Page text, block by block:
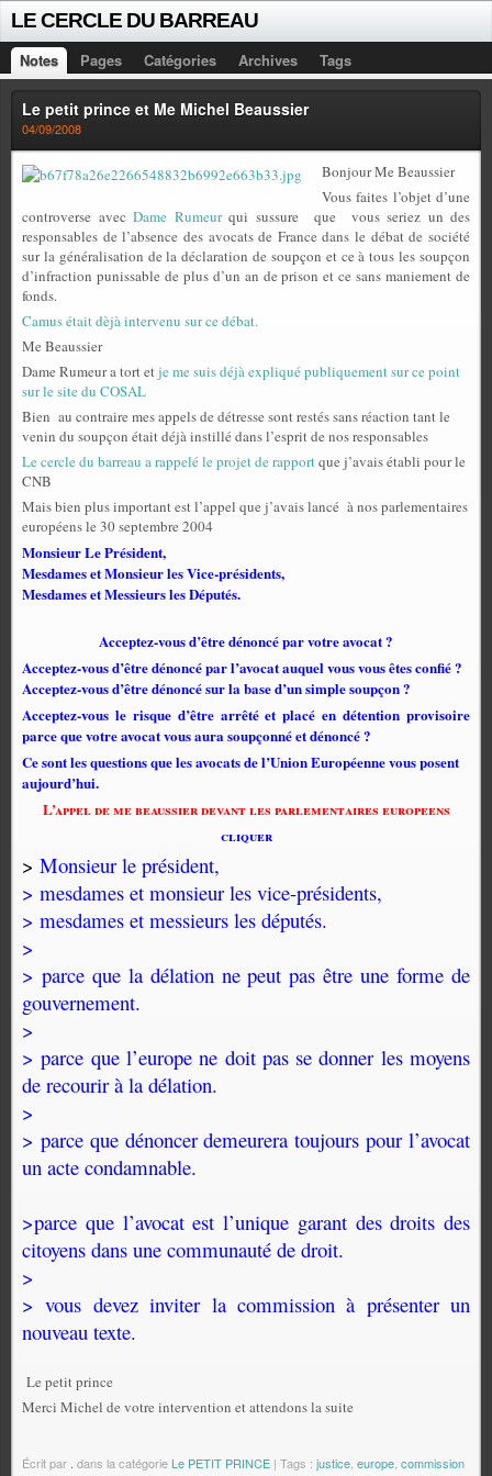
LE CERCLE DU BARREAU
Notes Pages Catégories Archives Tags
Le petit prince et Me Michel Beaussier
04/09/2008
Bonjour Me Beaussier
Vous faites l’objet d’une
controverse avec Dame Rumeurqui sussure que
vous seriez un des
responsables de l’absence des avocats de France dans le débat de société
sur la généralisation de la déclaration de soupçon et ce à tous les soupçon
d’infraction punissable de plus d’un an de prison et ce sans maniement de
fonds.
Camus était dèjà intervenu sur ce débat.
Me Beaussier
Dame Rumeur a tort etje me suis déjà expliqué publiquement sur ce point
sur le site du COSAL
Bien au contraire mes appels de détresse sont restés sans réaction tant le
venin du soupçon était déjà instillé dans l’esprit de nos responsables
Le cercle du barreau a rappelé le projet de rapportque j’avais établi pour le
CNB
Mais bien plus important est l’appel que j’avais lancé à nos parlementaires
européens le 30 septembre 2004
Monsieur Le Président,
Mesdames et Monsieur les Vice-présidents,
Mesdames et Messieurs les Députés.
Acceptez-vous d’être dénoncé par votre avocat ?
Acceptez-vous d’être dénoncé par l’avocat auquel vous vous êtes confié ?
Acceptez-vous d’être dénoncé sur la base d’un simple soupçon ?
Acceptez-vous le risque d’être arrêté et placé en détention provisoire
parce que votre avocat vous aura soupçonné et dénoncé ?
Ce sont les questions que les avocats de l’Union Européenne vous posent
aujourd’hui.
L’appel de me beaussier devant les parlementaires europeens
cliquer
> Monsieur le président,
> mesdames et monsieur les vice-présidents,
> mesdames et messieurs les députés.
>
> parce que la délation ne peut pas être une forme de
gouvernement.
>
> parce que l’europe ne doit pas se donner les moyens
de recourir à la délation.
>
> parce que dénoncer demeurera toujours pour l’avocat
un acte condamnable.
>parce que l’avocat est l’unique garant des droits des
citoyens dans une communauté de droit.
>
> vous devez inviter la commission à présenter un
nouveau texte.
Le petit prince
Merci Michel de votre intervention et attendons la suite
Écrit par dans la catégorie Le PETIT PRINCE | Tags : justice europe commission